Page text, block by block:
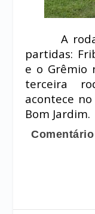
A
partidas:
e o Grêmio
terceira
acontece
Bom Jardim.
Comentário